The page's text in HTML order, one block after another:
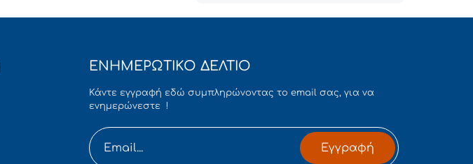
ΕΝΗΜΕΡΩΤΙΚΟ ΔΕΛΤΙΟ
Κάντε εγγραφή εδώ συμπληρώνοντας το email σας, για να
ενημερώνεστε !
Εγγραφή